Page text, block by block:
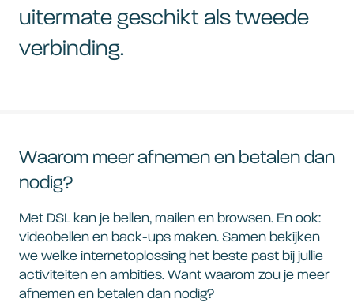
uitermate geschikt als tweede
verbinding.
Waarom meer afnemen en betalen dan
nodig?
Met DSL kan je bellen, mailen en browsen. En ook:
videobellen en back-ups maken. Samen bekijken
we welke internetoplossing het beste past bij jullie
activiteiten en ambities. Want waarom zou je meer
afnemen en betalen dan nodig?